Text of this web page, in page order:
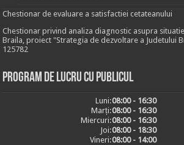
Chestionar de evaluare a satisfactiei cetateanului
Chestionar privind analiza diagnostic asupra
Braila, proiect "Strategia de dezvoltare a Judetului
125782
Program de lucru cu publicul
Luni:08:00 - 16:30
Marți:08:00 - 16:30
Miercuri:08:00 - 16:30
Joi:08:00 - 18:30
Vineri:08:00 - 14:00